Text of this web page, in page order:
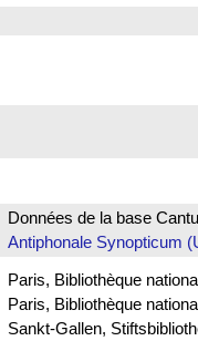
Données de la base
Antiphonale Synopticum
Paris, Bibliothèque
Paris, Bibliothèque
Sankt-Gallen,